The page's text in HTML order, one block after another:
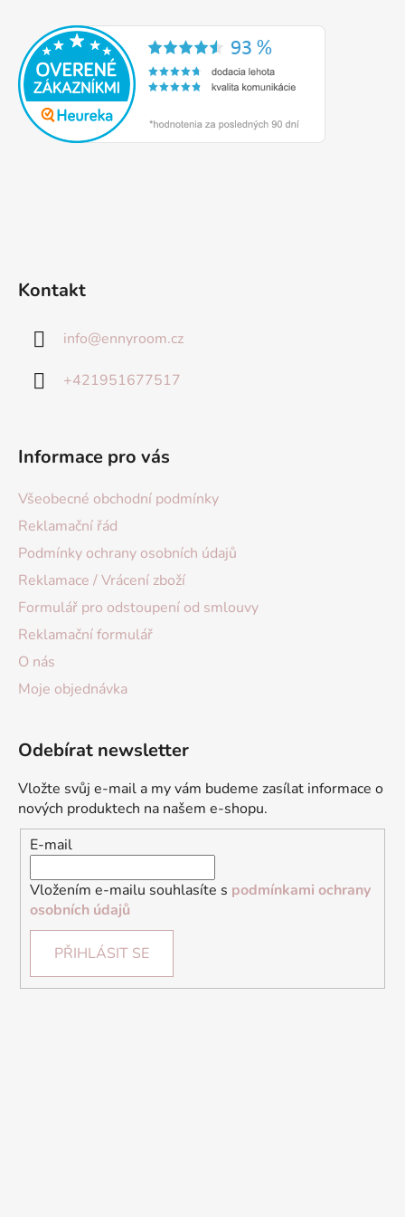
Kontakt
info@ennyroom.cz
+421951677517
Informace pro vás
Všeobecné obchodní podmínky
Reklamační řád
Podmínky ochrany osobních údajů
Reklamace / Vrácení zboží
Formulář pro odstoupení od smlouvy
Reklamační formulář
O nás
Moje objednávka
Odebírat newsletter
Vložte svůj e-mail a my vám budeme zasílat informace o
nových produktech na našem e-shopu.
E-mail
Vložením e-mailu souhlasíte s podmínkami ochrany
osobních údajů
PŘIHLÁSIT SE